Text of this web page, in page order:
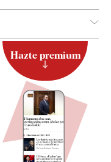
Hazte premium